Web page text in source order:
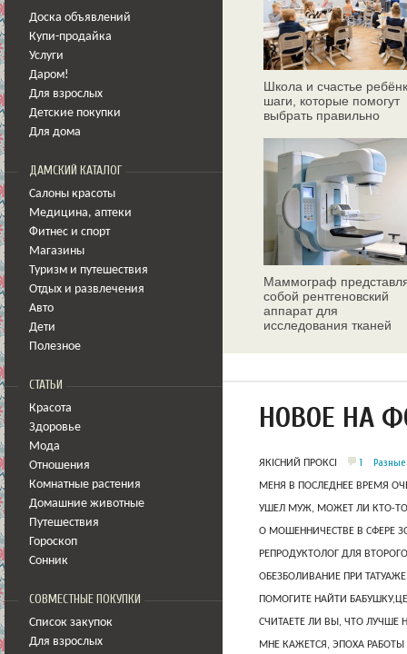
Доска объявлений
Купи-продайка
Услуги
Даром!
Для взрослых
Детские покупки
Для дома
ДАМСКИЙ КАТАЛОГ
Салоны красоты
Медицина, аптеки
Фитнес и спорт
Магазины
Туризм и путешествия
Отдых и развлечения
Авто
Дети
Полезное
СТАТЬИ
Красота
Здоровье
Мода
Отношения
Комнатные растения
Домашние животные
Путешествия
Гороскоп
Сонник
СОВМЕСТНЫЕ ПОКУПКИ
Список закупок
Для взрослых
Школа и счастье
шаги, которые помогут
выбрать правильно
Маммограф
собой рентгеновский
аппарат для
исследования тканей
НОВОЕ НА
ЯКІСНИЙ ПРОКСІ 1
МЕНЯ В ПОСЛЕДНЕЕ ВРЕМЯ
УШЕЛ МУЖ, МОЖЕТ ЛИ КТО-ТО
О МОШЕННИЧЕСТВЕ В СФЕРЕ
РЕПРОДУКТОЛОГ ДЛЯ
ОБЕЗБОЛИВАНИЕ ПРИ
ПОМОГИТЕ НАЙТИ
СЧИТАЕТЕ ЛИ ВЫ, ЧТО ЛУЧШЕ
МНЕ КАЖЕТСЯ, ЭПОХА